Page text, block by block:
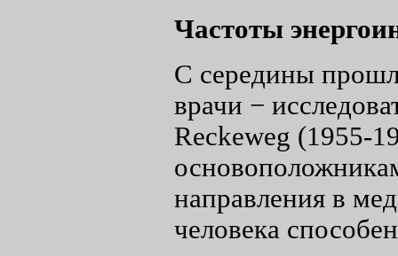
Частоты
С середины
врачи −
Reckeweg (1955-
направления в
человека